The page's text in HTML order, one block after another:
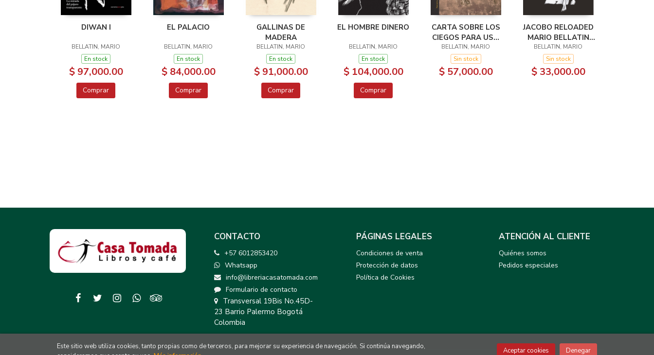
DIWAN I
BELLATIN, MARIO
En stock
$ 97,000.00
Comprar
EL PALACIO
BELLATIN, MARIO
En stock
$ 84,000.00
Comprar
GALLINAS DE
MADERA
BELLATIN, MARIO
En stock
$ 91,000.00
Comprar
EL HOMBRE DINERO
BELLATIN, MARIO
En stock
$ 104,000.00
Comprar
CARTA SOBRE LOS
CIEGOS PARA USO
DE LOS QUE
PUEDEN VER
BELLATIN, MARIO
Sin stock
$ 57,000.00
JACOBO RELOADED
MARIO BELLATIN
ILUSTRACIONES DE
ZSU SZKURKA.
BELLATIN, MARIO
Sin stock
$ 33,000.00
CONTACTO
+57 6012853420
Whatsapp
info@libreriacasatomada.com
Formulario de contacto
Transversal 19Bis No.45D-
23 Barrio Palermo Bogotá
Colombia
PÁGINAS LEGALES
Condiciones de venta
Protección de datos
Política de Cookies
ATENCIÓN AL CLIENTE
Quiénes somos
Pedidos especiales
Este sitio web utiliza cookies, tanto propias como de terceros, para mejorar su experiencia de navegación. Si continúa navegando,
Aceptar cookies Denegar